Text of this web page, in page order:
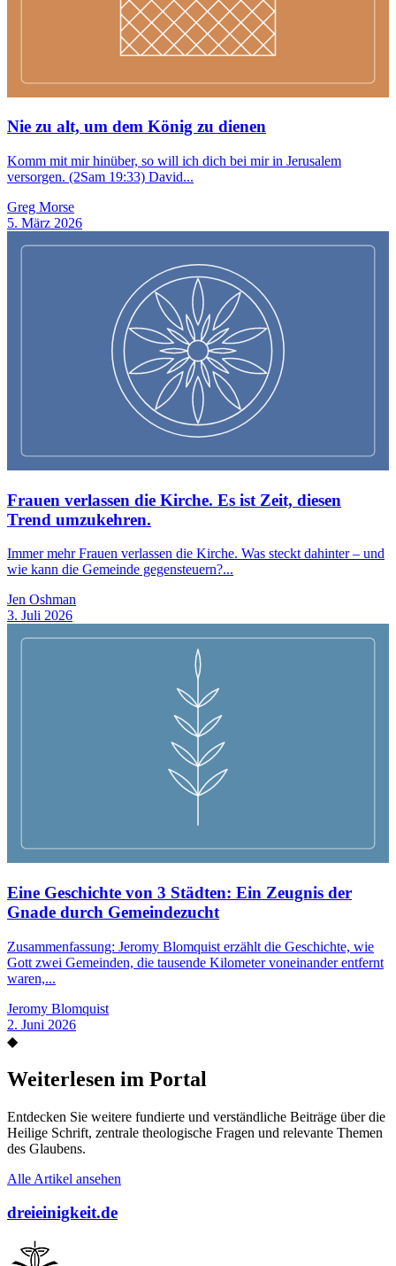
Nie zu alt, um dem König zu dienen
Komm mit mir hinüber, so will ich dich bei mir in Jerusalem
versorgen. (2Sam 19:33) David...
Greg Morse
5. März 2026
Frauen verlassen die Kirche. Es ist Zeit, diesen
Trend umzukehren.
Immer mehr Frauen verlassen die Kirche. Was steckt dahinter – und
wie kann die Gemeinde gegensteuern?...
Jen Oshman
3. Juli 2026
Eine Geschichte von 3 Städten: Ein Zeugnis der
Gnade durch Gemeindezucht
Zusammenfassung: Jeromy Blomquist erzählt die Geschichte, wie
Gott zwei Gemeinden, die tausende Kilometer voneinander entfernt
waren,...
Jeromy Blomquist
2. Juni 2026
◆
Weiterlesen im Portal
Entdecken Sie weitere fundierte und verständliche Beiträge über die
Heilige Schrift, zentrale theologische Fragen und relevante Themen
des Glaubens.
Alle Artikel ansehen
dreieinigkeit.de